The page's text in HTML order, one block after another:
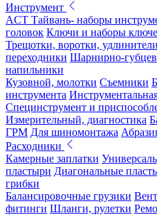
Инструмент
ACT Тайвань- наборы
головок Ключи и наборы
Трещотки, воротки, удлинители
переходники Шарнирно-
напильники
Кузовной, молотки Съемники
инструмента
Специнструмент и
Измерительный, диагностика
ГРМ Для шиномонтажа
Расходники
Камерные заплатки
пластыри Диагональные
грибки
Балансировочные грузики
фитинги Шланги, рулетки